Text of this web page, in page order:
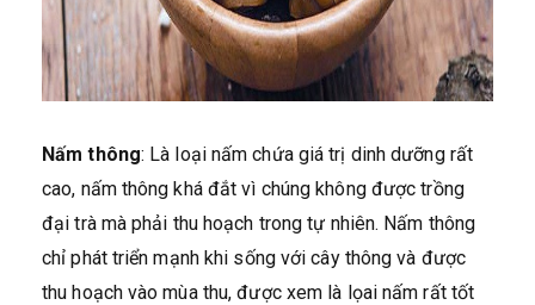
Nấm thông: Là loại nấm chứa giá trị dinh dưỡng rất
cao, nấm thông khá đắt vì chúng không được trồng
đại trà mà phải thu hoạch trong tự nhiên. Nấm thông
chỉ phát triển mạnh khi sống với cây thông và được
thu hoạch vào mùa thu, được xem là lọai nấm rất tốt